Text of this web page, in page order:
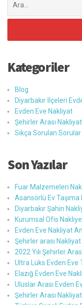
ara:
Kategoriler
Blog
Diyarbakır İlçeleri
Evden Eve Nakliyat
Şehirler Arası Nakliyat
Sıkça Sorulan Sorular
Son Yazılar
Fuar Malzemeleri
Asansörlü Ev Taşıma
Diyarbakır Şahin
Kurumsal Ofis
Evden Eve Nakliyat
Şehirler arası
2022 Yılı Şehirler
Ultra Lüks Evden Eve
Elazığ Evden Eve
Uluslar Arası Evden
Şehirler Arası